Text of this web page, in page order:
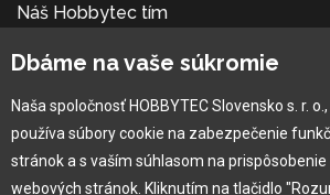
Náš Hobbytec tím
Naša história
Pre zákazníka
Dbáme na vaše súkromie
Naša spoločnosť HOBBYTEC Slovensko s. r.
používa súbory cookie na zabezpečenie
stránok a s vaším súhlasom na prispôsobenie
webových stránok. Kliknutím na tlačidlo